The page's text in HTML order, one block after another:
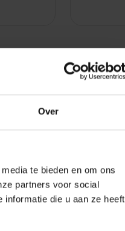
Over
te bieden en om ons
partners voor social
informatie die u aan ze heeft